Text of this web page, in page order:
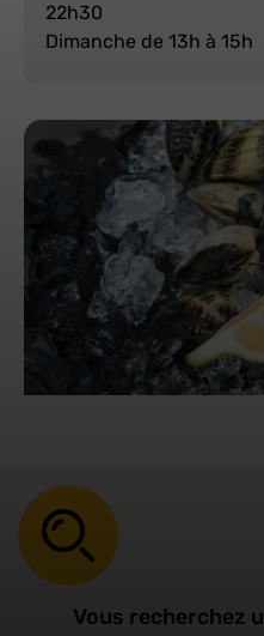
22h30
Dimanche de 13h à 15h
Vous recherchez